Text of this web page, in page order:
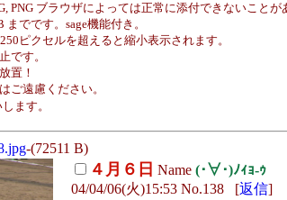
PNG ブラウザによっては正常に添付できないことが
でです。sage機能付き。
ピクセルを超えると縮小表示されます。
です。
置！
ご遠慮ください。
ます。
-(72511 B)
４月６日 Name (･∀･)ﾉｨｮ-ｩ
04/04/06(火)15:53 No.138 [返信]